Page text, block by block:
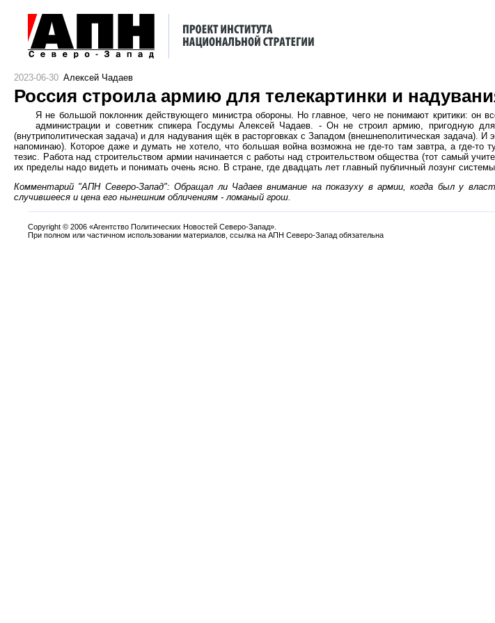
2023-06-30 Алексей Чадаев
Россия строила армию для телекартинки и
Я не большой поклонник действующего министра обороны. Но главное, чего не понимают критики: он
администрации и советник спикера Госдумы Алексей Чадаев. - Он не строил армию, пригодную
(внутриполитическая задача) и для надувания щёк в расторговках с Западом (внешнеполитическая
напоминаю). Которое даже и думать не хотело, что большая война возможна не где-то там завтра, а где-
тезис. Работа над строительством армии начинается с работы над строительством общества (тот самый
их пределы надо видеть и понимать очень ясно. В стране, где двадцать лет главный публичный лозунг
Комментарий "АПН Северо-Запад": Обращал ли Чадаев внимание на показуху в армии, когда был у
случившееся и цена его нынешним обличениям - ломаный грош.
Copyright © 2006 «Агентство Политических Новостей Северо-Запад».
При полном или частичном использовании материалов, ссылка на АПН Северо-Запад обязательна